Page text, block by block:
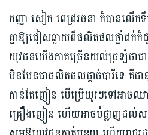
កញ្ញា សៀក ពេជ្ររចនា ក៏បានលើ
គ្នាឱ្យជៀសឆ្ងាយពីផលិតផលថ្នាំជក់
យុវជនយើងភាគច្រើនយល់ច្រឡំថាជា
មិនមែនជាផលិតផលផ្តាច់បារីទេ គឺជ
កាន់តែញៀន បើប្រើយូរៗទៅអាចឈ
គ្រឿងញៀន ហើយអាចបំផ្លាញដល់សណ្